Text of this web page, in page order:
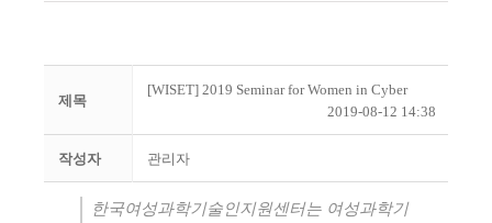
제목
[WISET] 2019 Seminar for Women in Cyber
2019-08-12 14:38
작성자 관리자
한국여성과학기술인지원센터는 여성과학기